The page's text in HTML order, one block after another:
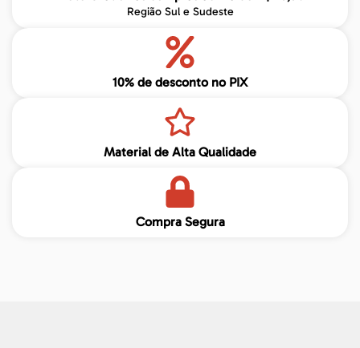
Região Sul e Sudeste
10% de desconto no PIX
Material de Alta Qualidade
Compra Segura